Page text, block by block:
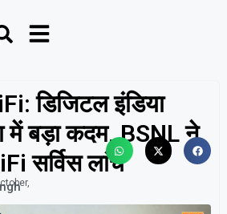
डिजिटल इंडिया
में बड़ा कदम, BSNL ने
सर्विस लांच